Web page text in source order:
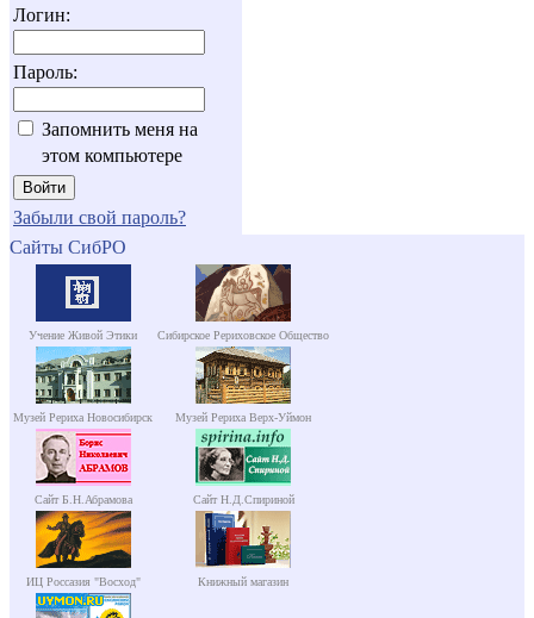
Логин:
Пароль:
Запомнить меня на
этом компьютере
Забыли свой пароль?
Сайты СибРО
Учение Живой Этики Сибирское Рериховское Общество
Музей Рериха Новосибирск Музей Рериха Верх-Уймон
Сайт Б.Н.Абрамова Сайт Н.Д.Спириной
ИЦ Россазия "Восход" Книжный магазин